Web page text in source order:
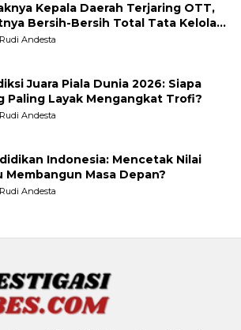
Kepala Daerah Terjaring OTT,
Bersih-Bersih Total Tata Kelola
Andesta
Juara Piala Dunia 2026: Siapa
Paling Layak Mengangkat Trofi?
Andesta
Indonesia: Mencetak Nilai
Membangun Masa Depan?
Andesta